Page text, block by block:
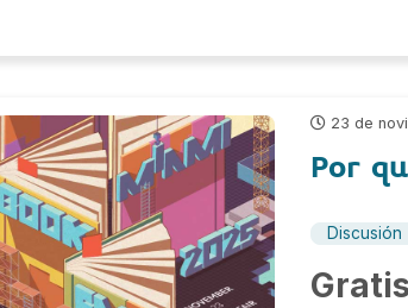
23 de
Por
Discusión
Gratis